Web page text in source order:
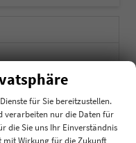
für Sie bereitzustellen.
verarbeiten nur die Daten für
die Sie uns Ihr Einverständnis
mit Wirkung für die Zukunft